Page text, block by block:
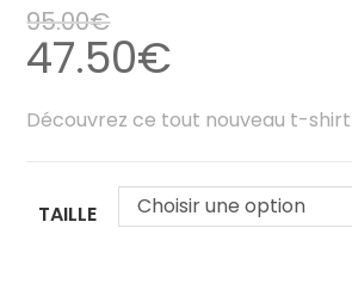
95.00€
47.50€
Découvrez ce tout nouveau t-
TAILLE Choisir une option